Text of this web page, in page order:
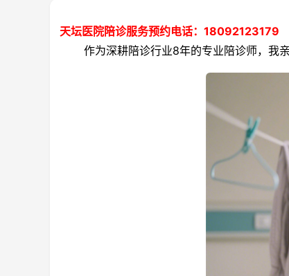
天坛医院陪诊服务预约电话：18092123179
作为深耕陪诊行业8年的专业陪诊师，我亲